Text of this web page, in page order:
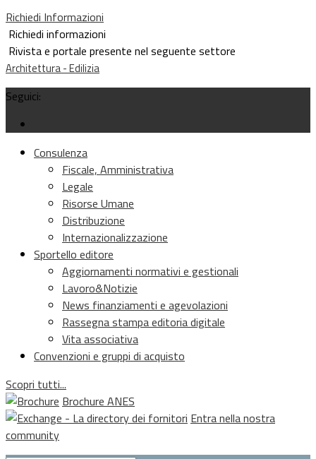
Richiedi Informazioni
Richiedi informazioni
Rivista e portale presente nel seguente settore
Architettura - Edilizia
Seguici:
Consulenza
Fiscale, Amministrativa
Legale
Risorse Umane
Distribuzione
Internazionalizzazione
Sportello editore
Aggiornamenti normativi e gestionali
Lavoro&Notizie
News finanziamenti e agevolazioni
Rassegna stampa editoria digitale
Vita associativa
Convenzioni e gruppi di acquisto
Scopri tutti...
Brochure ANES
Entra nella nostra
community